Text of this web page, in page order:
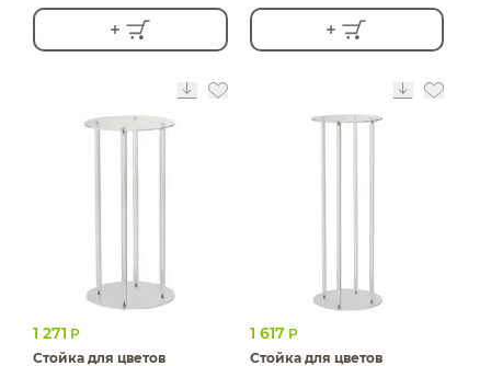
1 271 Р
Стойка для цветов
1 617 Р
Стойка для цветов